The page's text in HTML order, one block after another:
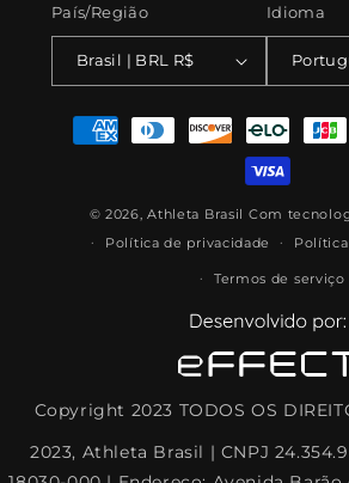
País/Região
Brasil | BRL R$
Idioma
Formas
© 2026,Athleta Brasil Com
Política de privacidade
Termos de serviço
Copyright 2023 TODOS OS
2023, Athleta Brasil | CNPJ